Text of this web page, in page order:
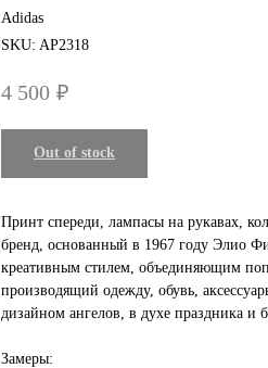
Adidas
SKU: AP2318
4 500 ₽
Out of stock
Принт спереди, лампасы на рукавах,
бренд, основанный в 1967 году Элио
креативным стилем, объединяющим
производящий одежду, обувь,
дизайном ангелов, в духе праздника и
Замеры: